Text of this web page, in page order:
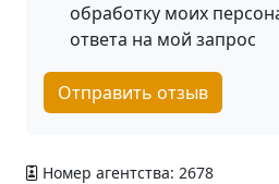
обработку моих
ответа на мой запрос
Отправить отзыв
Номер агентства: 2678